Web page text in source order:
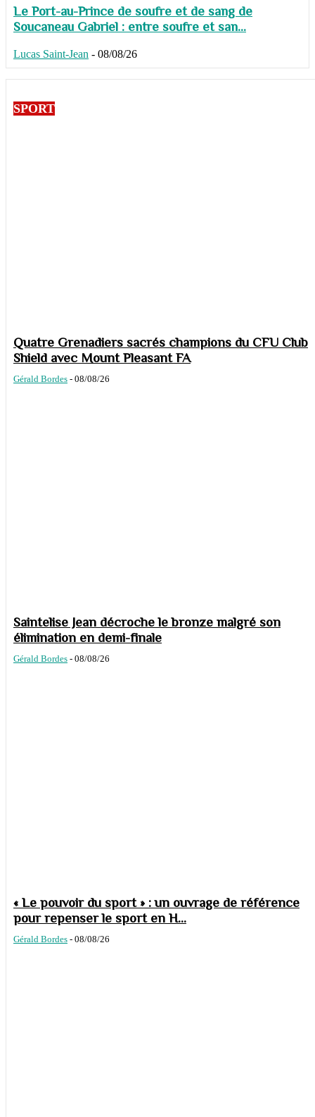
Le Port-au-Prince de soufre et de sang de
Soucaneau Gabriel : entre soufre et san...
Lucas Saint-Jean - 08/08/26
SPORT
Quatre Grenadiers sacrés champions du CFU Club
Shield avec Mount Pleasant FA
Gérald Bordes - 08/08/26
Saintelise Jean décroche le bronze malgré son
élimination en demi-finale
Gérald Bordes - 08/08/26
« Le pouvoir du sport » : un ouvrage de référence
pour repenser le sport en H...
Gérald Bordes - 08/08/26